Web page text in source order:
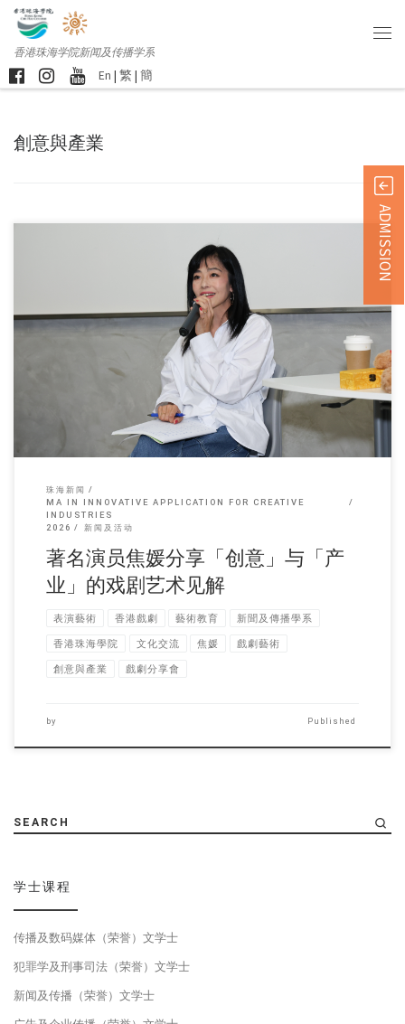
香港珠海学院新闻及传播学系
En | 繁 | 簡
創意與產業
香港珠海学院于 20 […]
珠海新闻
MA IN INNOVATIVE APPLICATION FOR CREATIVE
INDUSTRIES
2026
新闻及活动
著名演员焦媛分享「创意」与「产
业」的戏剧艺术见解
表演藝術 香港戲劇 藝術教育 新聞及傳播學系
香港珠海學院 文化交流 焦媛 戲劇藝術
創意與產業 戲劇分享會
by Published
SEARCH
学士课程
传播及数码媒体（荣誉）文学士
犯罪学及刑事司法（荣誉）文学士
新闻及传播（荣誉）文学士
ADMISSION